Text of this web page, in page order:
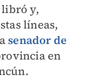
libró y,
líneas,
senador de
en